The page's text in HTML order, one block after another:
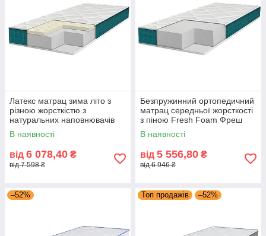
Латекс матрац зима літо з
різною жорсткістю з
натуральних наповнювачів
Fresh Latex безпружинний 18
Eurosleep
В наявності
від 6 078,40 ₴
від 7 598 ₴
Безпружинний ортопедичний
матрац середньої жорсткості
з піною Fresh Foam Фреш
Фоам 19 см для сну
Eurosleep
В наявності
від 5 556,80 ₴
від 6 946 ₴
–52% Топ продажів –52%